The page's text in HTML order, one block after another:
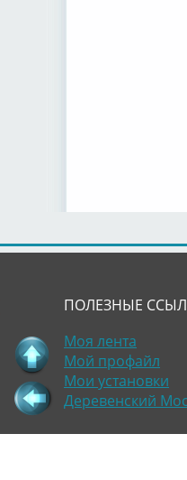
ПОЛЕЗНЫЕ
Моя лента
Мой профайл
Мои установки
Деревенский